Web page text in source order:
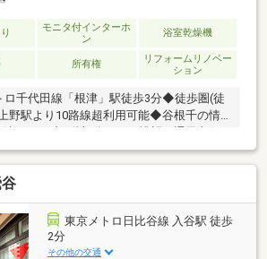
ションです。（※２匹迄、他細則有）・開
層ガラスを採用。断熱性・遮音性に配慮さ
外気温の影響を受けにくく、室内環境を快
。
モニタ付インターホ
ン
浴室乾燥機
所有権
リフォームリノベー
ション
千代田線「根津」駅徒歩3分◆徒歩圏(徒
野駅より10路線超利用可能◆谷根千の情
津エリア◆9階部分につき眺望・通風良好
部 等・制震柱工法・バリアフリー設
可(飼育細則有)・ゲストルーム有り・ホテ
内廊下設計・ワインセラー付プライベート
内リノベーション工事内容（令和8年7月
）・システムキッチン交換(ビルトイン食洗
体型水栓、ディスポーザー)・ユニットバ
乾燥機、追い焚き機能付き)・洗面化粧台
東京メトロ日比谷線 入谷駅 徒歩
2分
その他の交通